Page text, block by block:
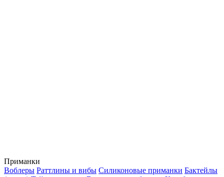
Приманки
Воблеры Раттлины и вибы Силиконовые приманки Бактейлы